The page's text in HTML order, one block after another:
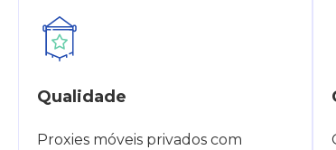
Qualidade
Proxies móveis privados com